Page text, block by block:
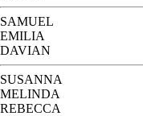
SAMUEL
EMILIA
DAVIAN
SUSANNA
MELINDA
REBECCA